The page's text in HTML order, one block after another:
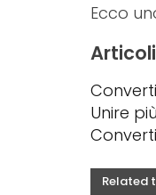
Ecco
Unire
Related